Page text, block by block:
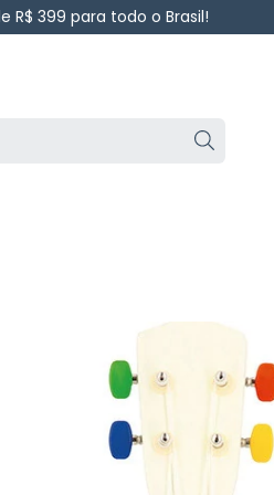
R$ 399 para todo o Brasil!